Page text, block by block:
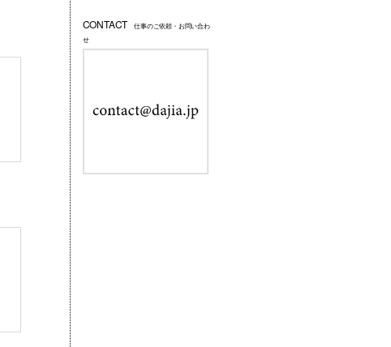
CONTACT
仕事のご依頼・お問い合わ
せ